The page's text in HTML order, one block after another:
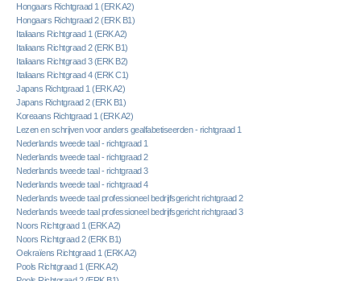
Hongaars Richtgraad 1 (ERK A2)
Hongaars Richtgraad 2 (ERK B1)
Italiaans Richtgraad 1 (ERK A2)
Italiaans Richtgraad 2 (ERK B1)
Italiaans Richtgraad 3 (ERK B2)
Italiaans Richtgraad 4 (ERK C1)
Japans Richtgraad 1 (ERK A2)
Japans Richtgraad 2 (ERK B1)
Koreaans Richtgraad 1 (ERK A2)
Lezen en schrijven voor anders gealfabetiseerden - richtgraad 1
Nederlands tweede taal - richtgraad 1
Nederlands tweede taal - richtgraad 2
Nederlands tweede taal - richtgraad 3
Nederlands tweede taal - richtgraad 4
Nederlands tweede taal professioneel bedrijfsgericht richtgraad 2
Nederlands tweede taal professioneel bedrijfsgericht richtgraad 3
Noors Richtgraad 1 (ERK A2)
Noors Richtgraad 2 (ERK B1)
Oekraïens Richtgraad 1 (ERK A2)
Pools Richtgraad 1 (ERK A2)